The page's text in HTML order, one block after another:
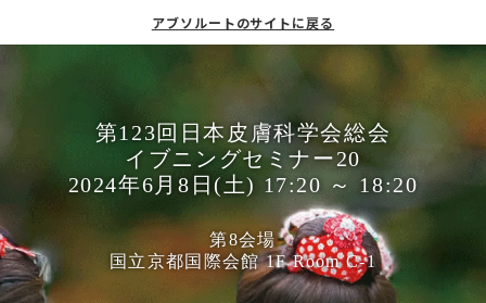
アブソルートのサイトに戻る
第123回日本皮膚科学会総会
イブニングセミナー20
2024年6月 8 日 (土) 17:20 ～ 18:20
第8会場
国立京都国際会館 1F Room C-1